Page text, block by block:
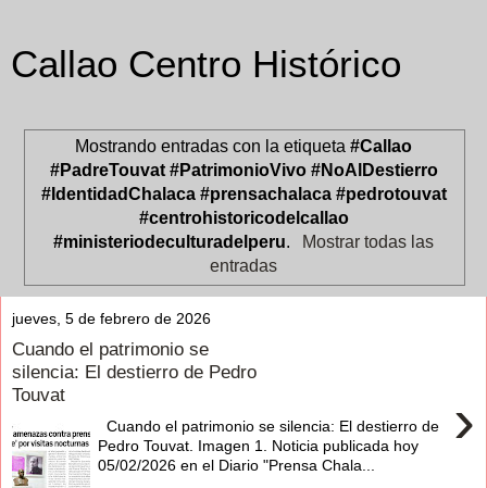
Callao Centro Histórico
Mostrando entradas con la etiqueta #Callao
#PadreTouvat #PatrimonioVivo #NoAlDestierro
#IdentidadChalaca #prensachalaca #pedrotouvat
#centrohistoricodelcallao
#ministeriodeculturadelperu.
Mostrar todas las
entradas
jueves, 5 de febrero de 2026
Cuando el patrimonio se
silencia: El destierro de Pedro
Touvat
›
Cuando el patrimonio se silencia: El destierro de
Pedro Touvat. Imagen 1. Noticia publicada hoy
05/02/2026 en el Diario "Prensa Chala...